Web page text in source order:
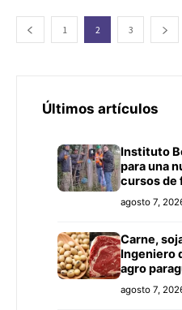
1 2 3
Últimos artículos
Instituto
para una
cursos de
agosto 7,
Carne,
Ingeniero
agro
mercados
agosto 7,